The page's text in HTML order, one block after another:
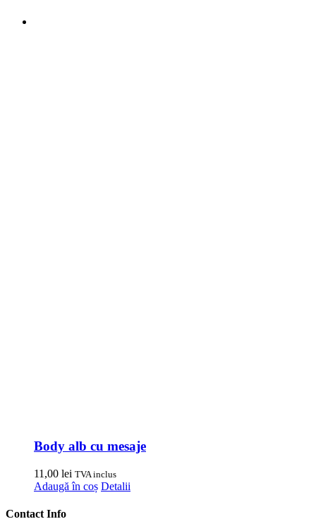
Body alb cu mesaje
11,00 lei TVA inclus
Adaugă în coș Detalii
Contact Info